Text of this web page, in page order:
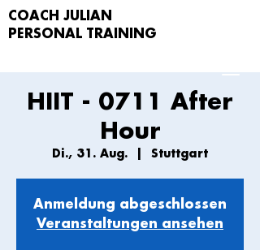
COACH JULIAN
PERSONAL TRAIN
ING
HIIT - 0711 After
Hour
Di., 31. Aug. Stuttgart
Anmeldung abgeschlossen
Veranstaltungen ansehen